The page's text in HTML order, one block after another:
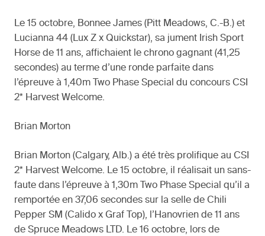
Le 15 octobre, Bonnee James (Pitt Meadows, C.-B.) et
Lucianna 44 (Lux Z x Quickstar), sa jument Irish Sport
Horse de 11 ans, affichaient le chrono gagnant (41,25
secondes) au terme d’une ronde parfaite dans
l’épreuve à 1,40m Two Phase Special du concours CSI
2* Harvest Welcome.
Brian Morton
Brian Morton (Calgary, Alb.) a été très prolifique au CSI
2* Harvest Welcome. Le 15 octobre, il réalisait un sans-
faute dans l’épreuve à 1,30m Two Phase Special qu’il a
remportée en 37,06 secondes sur la selle de Chili
Pepper SM (Calido x Graf Top), l’Hanovrien de 11 ans
de Spruce Meadows LTD. Le 16 octobre, lors de